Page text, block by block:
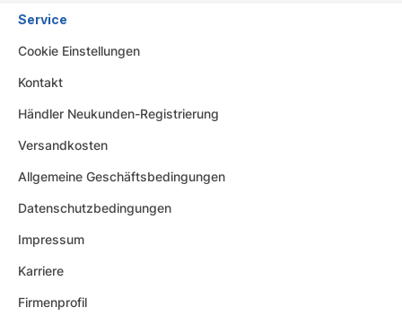
Service
Cookie Einstellungen
Kontakt
Händler Neukunden-Registrierung
Versandkosten
Allgemeine Geschäftsbedingungen
Datenschutzbedingungen
Impressum
Karriere
Firmenprofil